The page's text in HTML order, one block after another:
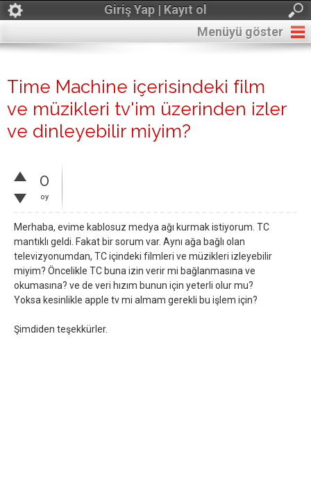
Giriş Yap | Kayıt ol
Menüyü göster
Time Machine içerisindeki film
ve müzikleri tv'im üzerinden izler
ve dinleyebilir miyim?
0
oy
Merhaba, evime kablosuz medya ağı kurmak istiyorum. TC
mantıklı geldi. Fakat bir sorum var. Aynı ağa bağlı olan
televizyonumdan, TC içindeki filmleri ve müzikleri izleyebilir
miyim? Öncelikle TC buna izin verir mi bağlanmasına ve
okumasına? ve de veri hızım bunun için yeterli olur mu?
Yoksa kesinlikle apple tv mi almam gerekli bu işlem için?
Şimdiden teşekkürler.